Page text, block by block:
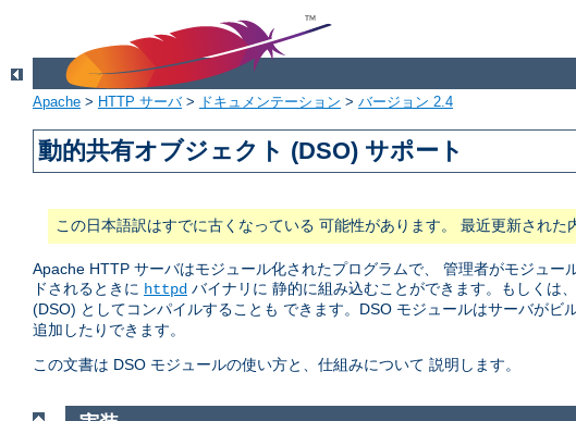
Apache > HTTP サーバ> ドキュメンテーション > バージョン 2.4
動的共有オブジェクト (DSO) サポート
この日本語訳はすでに古くなっている 可能性があります。 最近更新された
Apache HTTP サーバはモジュール化されたプログラムで、 管理者がモジュ
ドされるときに httpd バイナリに 静的に組み込むことができます。もしくは、
(DSO) としてコンパイルすることも できます。DSO モジュールはサーバが
追加したりできます。
この文書は DSO モジュールの使い方と、仕組みについて 説明します。